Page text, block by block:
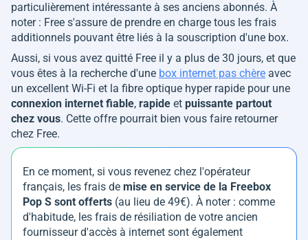
particulièrement intéressante à ses anciens abonnés. À
noter : Free s'assure de prendre en charge tous les frais
additionnels pouvant être liés à la souscription d'une box.
Aussi, si vous avez quitté Free il y a plus de 30 jours, et que
vous êtes à la recherche d'une box internet pas chère avec
un excellent Wi-Fi et la fibre optique hyper rapide pour une
connexion internet fiable, rapide et puissante partout
chez vous. Cette offre pourrait bien vous faire retourner
chez Free.
En ce moment, si vous revenez chez l'opérateur
français, les frais de mise en service de la Freebox
Pop S sont offerts (au lieu de 49€). À noter : comme
d'habitude, les frais de résiliation de votre ancien
fournisseur d'accès à internet sont également